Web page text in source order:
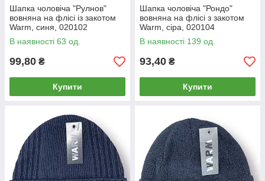
Шапка чоловіча "Рулнов"
вовняна на флісі із закотом
Warm, синя, 020102
В наявності 63 од.
99,80 ₴
Купити
Шапка чоловіча "Рондо"
вовняна на флісі з закотом
Warm, сіра, 020104
В наявності 139 од.
93,40 ₴
Купити